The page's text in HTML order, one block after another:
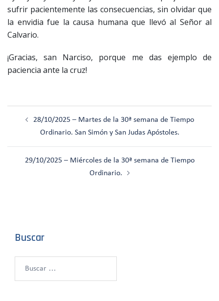
sufrir pacientemente las consecuencias, sin olvidar que
la envidia fue la causa humana que llevó al Señor al
Calvario.
¡Gracias, san Narciso, porque me das ejemplo de
paciencia ante la cruz!
entradas
28/10/2025 – Martes de la 30ª semana de Tiempo
Ordinario. San Simón y San Judas Apóstoles.
29/10/2025 – Miércoles de la 30ª semana de Tiempo
Ordinario.
Buscar